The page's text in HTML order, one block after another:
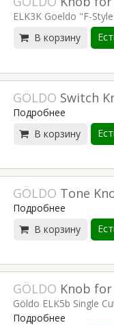
ELK3K Goeldo "F-
В корзину
GÖLDO Switch
Подробнее
В корзину
GÖLDO Tone
Подробнее
В корзину
GÖLDO Knob
Göldo ELK5b Single
Подробнее
SET with